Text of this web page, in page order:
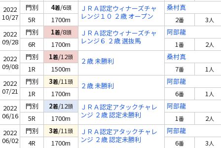
2022
10/27
門別 4着/6頭
ＪＲＡ認定ウィナーズチャ
レンジ１０ ２歳 オープン
桑村真
5R
1700m 2番 3人
2022
09/28
門別 1着/8頭
ＪＲＡ認定ウィナーズチャ
レンジ６ ２歳 選抜馬
阿部龍
6R
1700m 1番 2人
2022
09/08
門別 1着/12頭 ２歳 未勝利
桑村真
1R
1500m 7番 1人
2022
07/21
門別 3着/11頭 ２歳 未勝利
阿部龍
1R
1700m 6番 1人
2022
06/16
門別 2着/12頭
ＪＲＡ認定アタックチャレ
ンジ ２歳 認定未勝利
阿部龍
5R
1700m 1番 2人
2022
06/02
門別 3着/11頭
ＪＲＡ認定アタックチャレ
ンジ ２歳 認定未勝利
阿部龍
4R
1700m 6番 3人